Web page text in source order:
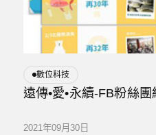
數位科技
遠傳•愛•永續-FB粉絲團
2021年09月30日